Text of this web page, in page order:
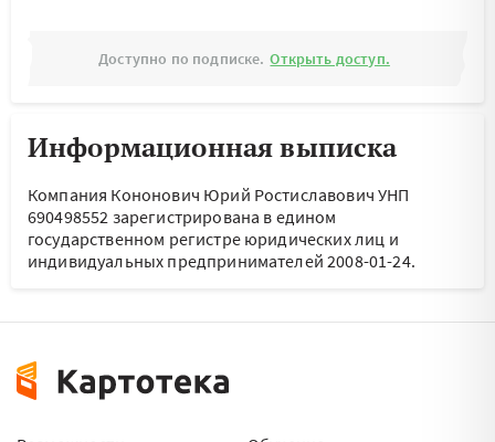
Доступно по подписке. Открыть доступ.
Информационная выписка
Компания Кононович Юрий Ростиславович УНП
690498552 зарегистрирована в едином
государственном регистре юридических лиц и
индивидуальных предпринимателей 2008-01-24.